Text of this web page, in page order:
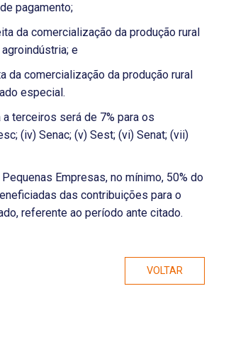
pagamento;
da comercialização da produção rural
e
da comercialização da produção rural
especial.
terceiros será de 7% para os
(iv) Senac; (v) Sest; (vi) Senat; (vii)
Empresas, no mínimo, 50% do
das contribuições para o
referente ao período ante citado.
VOLTAR